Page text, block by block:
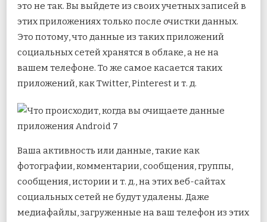
это не так. Вы выйдете из своих учетных записей в
этих приложениях только после очистки данных.
Это потому, что данные из таких приложений
социальных сетей хранятся в облаке, а не на
вашем телефоне. То же самое касается таких
приложений, как Twitter, Pinterest и т. д.
Ваша активность или данные, такие как
фотографии, комментарии, сообщения, группы,
сообщения, истории и т. д., на этих веб-сайтах
социальных сетей не будут удалены. Даже
медиафайлы, загруженные на ваш телефон из этих